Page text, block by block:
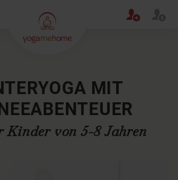
MIT
Kinder von 5-8 Jahren